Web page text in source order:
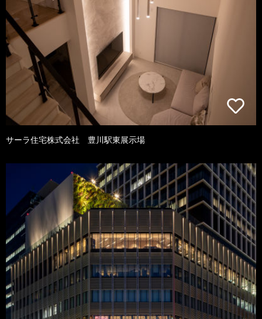
サーラ住宅株式会社 豊川駅東展示場